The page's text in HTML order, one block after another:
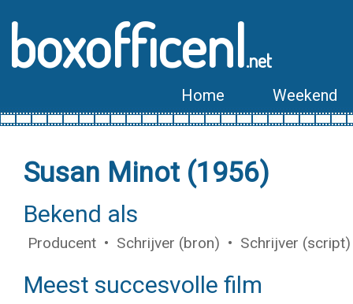
boxofficenl.net
Home Weekend
Susan Minot (1956)
Bekend als
Producent • Schrijver (bron) • Schrijver (script)
Meest succesvolle film